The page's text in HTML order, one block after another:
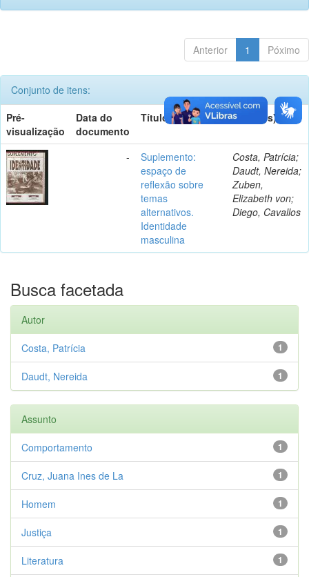
Anterior 1 Póximo
Conjunto de itens:
Pré-
visualização
Data do
documento
Título Autor(es)
-
Suplemento:
espaço de
reflexão sobre
temas
alternativos.
Identidade
masculina
Costa, Patrícia;
Daudt, Nereida;
Zuben,
Elizabeth von;
Diego, Cavallos
Busca facetada
Autor
1
Costa, Patrícia
1
Daudt, Nereida
Assunto
1
Comportamento
1
Cruz, Juana Ines de La
1
Homem
1
Justiça
1
Literatura